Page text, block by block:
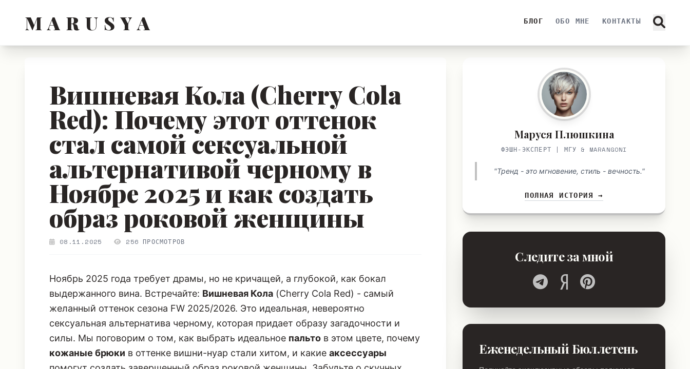
M A R U S Y A БЛОГ ОБО МНЕ КОНТАКТЫ
Вишневая Кола (Cherry Cola
Red): Почему этот оттенок
стал самой сексуальной
альтернативой черному в
Ноябре 2025 и как создать
образ роковой женщины
Ноябрь 2025 года требует драмы, но не кричащей, а глубокой, как бокал
(Cherry Cola Red) - самый
желанный оттенок сезона FW 2025/2026. Это идеальная, невероятно
сексуальная альтернатива черному, которая придает образу загадочности и
силы. Мы поговорим о том, как выбрать идеальное
пальто
в этом цвете, почему
Маруся Плюшкина
ФЭШН-ЭКСПЕРТ | МГУ & MARANGONI
"Тренд - это мгновение, стиль - вечность."
ПОЛНАЯ ИСТОРИЯ →
Следите за мной
Еженедельный Бюллетень